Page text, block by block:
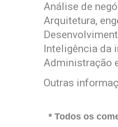
Análise de
Arquitetura,
Inteligência da
Administração
Outras
* Todos os